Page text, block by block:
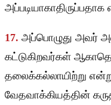
17. அப்பொழுது அவர்
கட்டுகிறவர்கள்
தலைக்கல்லாயிற்று என்று
வேதவாக்கியத்தின்